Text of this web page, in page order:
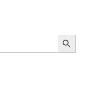
Search Button